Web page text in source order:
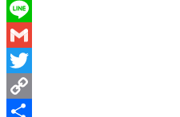
WhatsApp
Line
Gmail
Twitter
Copy